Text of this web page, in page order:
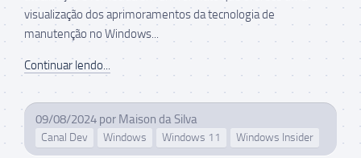
visualização dos aprimoramentos da tecnologia de
manutenção no Windows...
Continuar lendo...
09/08/2024 por Maison da Silva
Canal Dev Windows Windows 11 Windows Insider